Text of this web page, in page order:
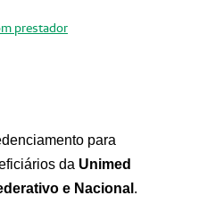
prestador
para
da Unimed
e Nacional .